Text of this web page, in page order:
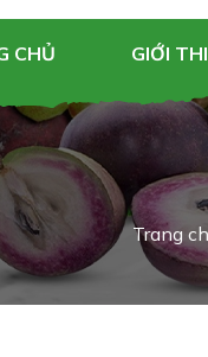
CHỦ GIỚI
Trang